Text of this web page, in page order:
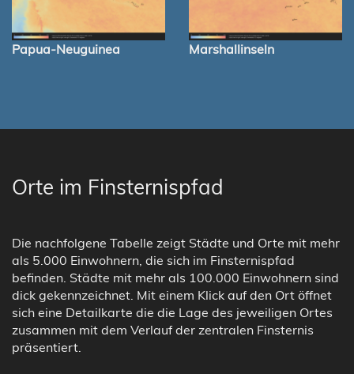
Papua-Neuguinea Marshallinseln
Orte im Finsternispfad
Die nachfolgene Tabelle zeigt Städte und Orte mit mehr
als 5.000 Einwohnern, die sich im Finsternispfad
befinden. Städte mit mehr als 100.000 Einwohnern sind
dick gekennzeichnet. Mit einem Klick auf den Ort öffnet
sich eine Detailkarte die die Lage des jeweiligen Ortes
zusammen mit dem Verlauf der zentralen Finsternis
präsentiert.